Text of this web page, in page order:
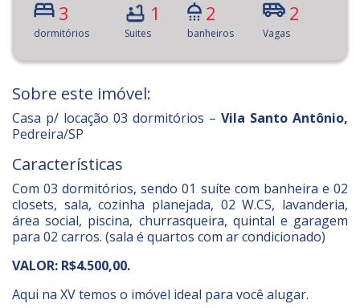
3
dormitórios
1
Suites
2
banheiros
2
Vagas
Sobre este imóvel:
Casa p/ locação 03 dormitórios – Vila Santo Antônio,
Pedreira/SP
Características
Com 03 dormitórios, sendo 01 suíte com banheira e 02
closets, sala, cozinha planejada, 02 W.CS, lavanderia,
área social, piscina, churrasqueira, quintal e garagem
para 02 carros. (sala é quartos com ar condicionado)
VALOR: R$4.500,00.
Aqui na XV temos o imóvel ideal para você alugar.